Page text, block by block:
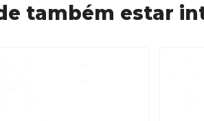
também estar